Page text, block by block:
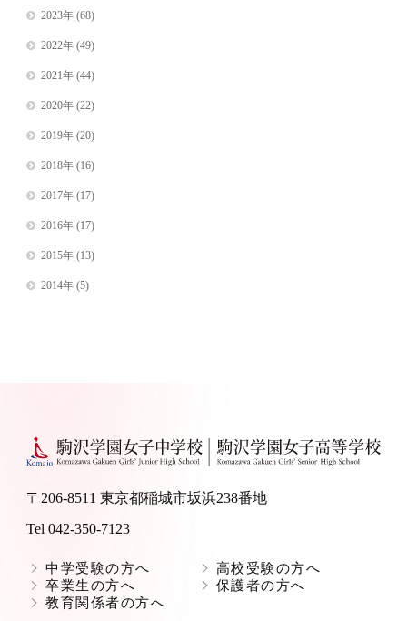
2023年(68)
2022年(49)
2021年(44)
2020年(22)
2019年(20)
2018年(16)
2017年(17)
2016年(17)
2015年(13)
2014年(5)
〒206-8511 東京都稲城市坂浜238番地
Tel 042-350-7123
中学受験の方へ
高校受験の方へ
卒業生の方へ
保護者の方へ
教育関係者の方へ